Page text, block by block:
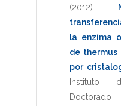
(2012)
la enzima
de thermus
por
Instituto